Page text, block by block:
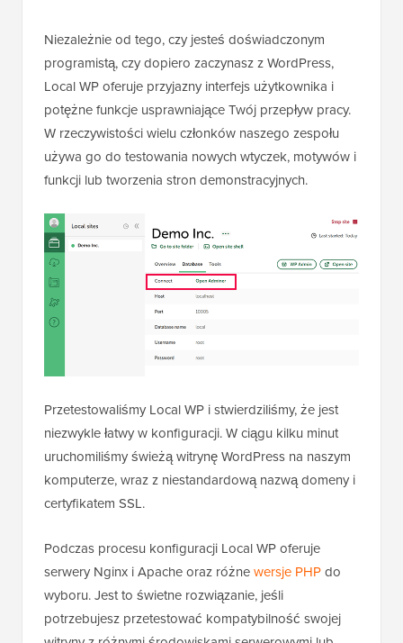
Niezależnie od tego, czy jesteś doświadczonym
programistą, czy dopiero zaczynasz z WordPress,
Local WP oferuje przyjazny interfejs użytkownika i
potężne funkcje usprawniające Twój przepływ pracy.
W rzeczywistości wielu członków naszego zespołu
używa go do testowania nowych wtyczek, motywów i
funkcji lub tworzenia stron demonstracyjnych.
Przetestowaliśmy Local WP i stwierdziliśmy, że jest
niezwykle łatwy w konfiguracji. W ciągu kilku minut
uruchomiliśmy świeżą witrynę WordPress na naszym
komputerze, wraz z niestandardową nazwą domeny i
certyfikatem SSL.
Podczas procesu konfiguracji Local WP oferuje
serwery Nginx i Apache oraz różnewersje PHPdo
wyboru. Jest to świetne rozwiązanie, jeśli
potrzebujesz przetestować kompatybilność swojej